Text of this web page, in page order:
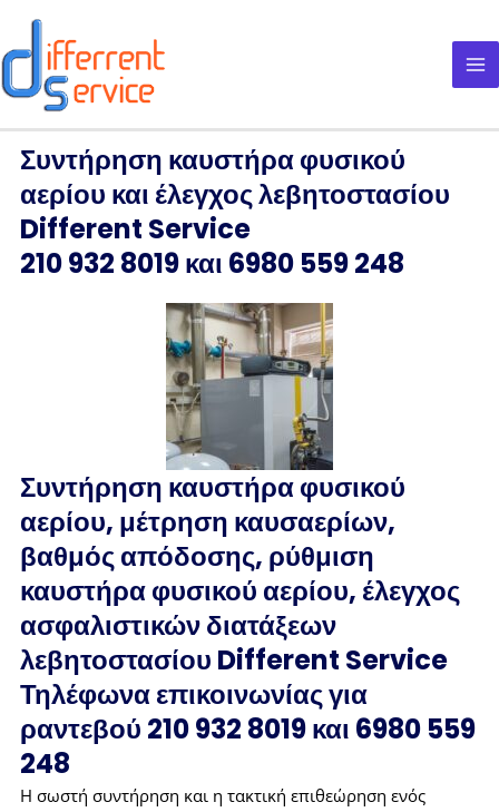
Μετάβαση
περιεχόμενο
Συντήρηση καυστήρα φυσικού
αερίου και έλεγχος λεβητοστασίου
Different Service
210 932 8019 και 6980 559 248
Συντήρηση καυστήρα φυσικού
αερίου, μέτρηση καυσαερίων,
βαθμός απόδοσης, ρύθμιση
καυστήρα φυσικού αερίου, έλεγχος
ασφαλιστικών διατάξεων
λεβητοστασίου Different Service
Τηλέφωνα επικοινωνίας για
ραντεβού 210 932 8019 και 6980 559
248
Η σωστή συντήρηση και η τακτική επιθεώρηση ενός